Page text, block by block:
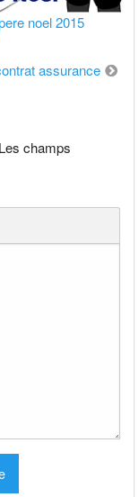
noel 2015
assurance
Les champs